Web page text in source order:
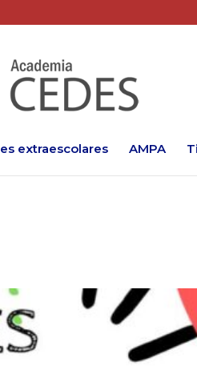
extraescolares AMPA